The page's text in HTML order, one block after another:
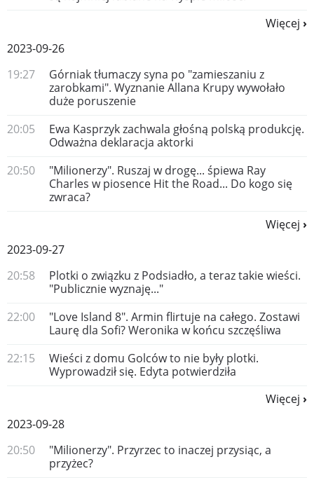
Więcej
2023-09-26
19:27
Górniak tłumaczy syna po "zamieszaniu z
zarobkami". Wyznanie Allana Krupy wywołało
duże poruszenie
20:05
Ewa Kasprzyk zachwala głośną polską produkcję.
Odważna deklaracja aktorki
20:50
"Milionerzy". Ruszaj w drogę... śpiewa Ray
Charles w piosence Hit the Road... Do kogo się
zwraca?
Więcej
2023-09-27
20:58
Plotki o związku z Podsiadło, a teraz takie wieści.
"Publicznie wyznaję..."
22:00
"Love Island 8". Armin flirtuje na całego. Zostawi
Laurę dla Sofi? Weronika w końcu szczęśliwa
22:15
Wieści z domu Golców to nie były plotki.
Wyprowadził się. Edyta potwierdziła
Więcej
2023-09-28
20:50
"Milionerzy". Przyrzec to inaczej przysiąc, a
przyżec?